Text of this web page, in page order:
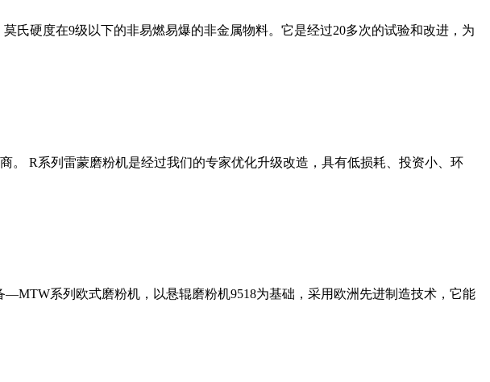
氏硬度在9级以下的非易燃易爆的非金属物料。它是经过20多次的试验和改进，为
R系列雷蒙磨粉机是经过我们的专家优化升级改造，具有低损耗、投资小、环
系列欧式磨粉机，以悬辊磨粉机9518为基础，采用欧洲先进制造技术，它能